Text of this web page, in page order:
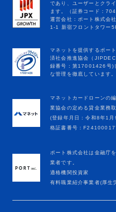
マネットカードローンの
業協会の定める貸金業務
(登録年月日：令和8年1
格証書番号：
ポート株式会社は金融庁
業者です。
適格機関投資家
有料職業紹介事業者(厚